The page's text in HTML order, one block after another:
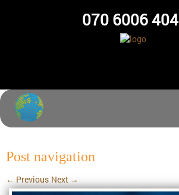
070 6006 404
Post navigation
← Previous Next →